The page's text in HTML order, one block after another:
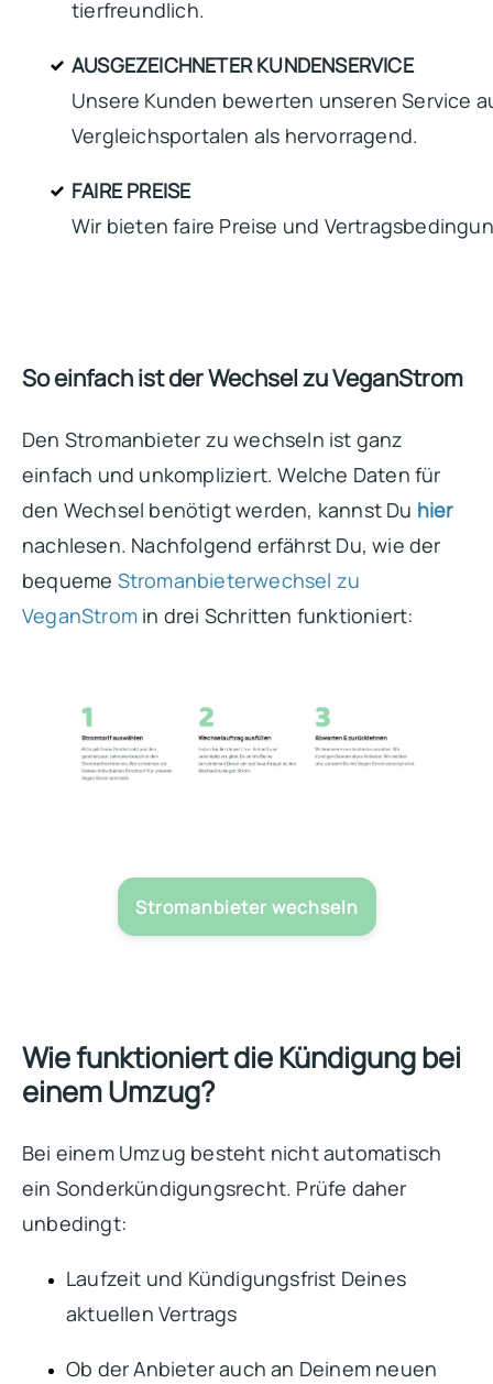
tierfreundlich.
AUSGEZEICHNETER KUNDENSERVICE
Unsere Kunden bewerten unseren Service
Vergleichsportalen als hervorragend.
FAIRE PREISE
Wir bieten faire Preise und
So einfach ist der Wechsel zu VeganStrom
Den Stromanbieter zu wechseln ist ganz
einfach und unkompliziert. Welche Daten für
den Wechsel benötigt werden, kannst Du hier
nachlesen. Nachfolgend erfährst Du, wie der
bequeme Stromanbieterwechsel zu
VeganStrom in drei Schritten funktioniert:
Stromanbieter wechseln
Wie funktioniert die Kündigung bei
einem Umzug?
Bei einem Umzug besteht nicht automatisch
ein Sonderkündigungsrecht. Prüfe daher
unbedingt:
Laufzeit und Kündigungsfrist Deines
aktuellen Vertrags
Ob der Anbieter auch an Deinem neuen